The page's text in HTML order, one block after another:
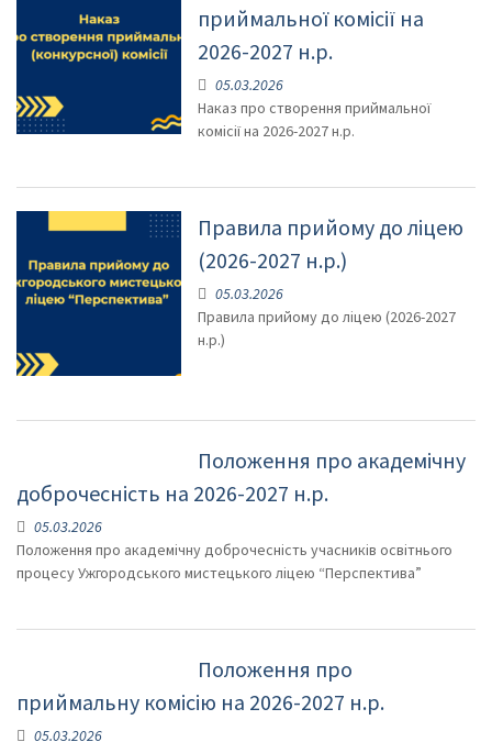
приймальної комісії на
2026-2027 н.р.
05.03.2026
Наказ про створення приймальної
комісії на 2026-2027 н.р.
Правила прийому до ліцею
(2026-2027 н.р.)
05.03.2026
Правила прийому до ліцею (2026-2027
н.р.)
Положення про академічну
доброчесність на 2026-2027 н.р.
05.03.2026
Положення про академічну доброчесність учасників освітнього
процесу Ужгородського мистецького ліцею “Перспектива”
Положення про
приймальну комісію на 2026-2027 н.р.
05.03.2026